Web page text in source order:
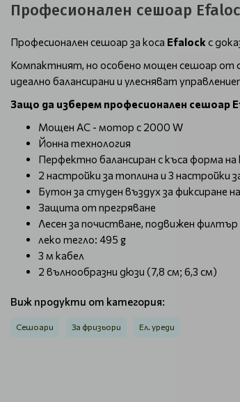
Професионален сешоар
Професионален сешоар за коса Efalock с
Компактният, но особено мощен сешоар от
идеално балансирани и улесняват
Защо да изберем професионален сешоар
Мощен AC - мотор с 2000 W
Йонна технология
Перфектно балансиран с къса форма на
2 настройки за топлина и 3 настройки
Бутон за студен въздух за фиксиране на
Защита от прегряване
Лесен за почистване, подвижен филтър
леко тегло: 495 g
3 м кабел
2 вълнообразни дюзи (7,8 см; 6,3 см)
Виж продукти от категория:
Сешоари За фризьори Ел. уреди